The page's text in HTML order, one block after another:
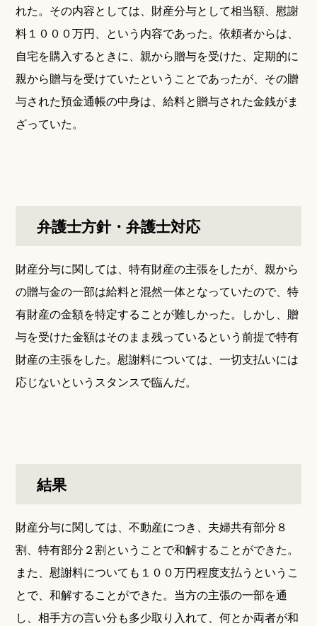
れた。その内容としては、財産分与として相当額、慰謝
料１０００万円、という内容であった。依頼者からは、
自宅を購入するときに、親から贈与を受けた、定期的に
親から贈与を受けていたということであったが、その贈
与された預金通帳の中身は、給料と贈与された金銭がま
ざっていた。
弁護士方針・弁護士対応
財産分与に関しては、特有財産の主張をしたが、親から
の贈与金の一部は給料と混然一体となっていたので、特
有財産の金額を特定することが難しかった。しかし、贈
与を受けた金額はそのまま残っているという前提で特有
財産の主張をした。慰謝料については、一切支払いには
応じないというスタンスで臨んだ。
結果
財産分与に関しては、不動産につき、夫婦共有部分８
割、特有部分２割ということで和解することができた。
また、慰謝料についても１００万円程度支払うというこ
とで、和解することができた。当方の主張の一部を通
し、相手方の言い分も多少取り入れて、何とか両者が和